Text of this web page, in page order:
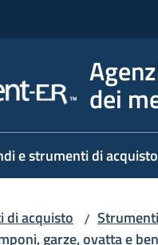
dei
e strumenti di acquisto
di acquisto /
garze, ovatta e